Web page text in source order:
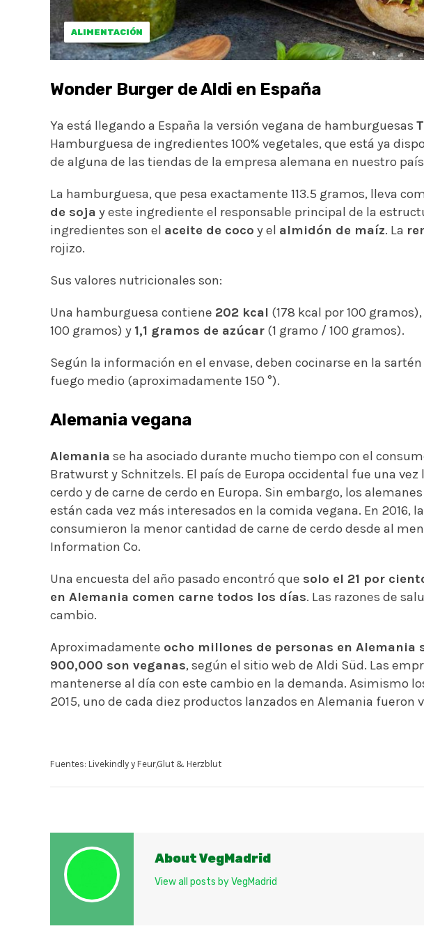
ALIMENTACIÓN
Wonder Burger de Aldi en España
Ya está llegando a España la versión vegana de hamburguesas
Hamburguesa de ingredientes 100% vegetales, que está ya
de alguna de las tiendas de la empresa alemana en nuestro
La hamburguesa, que pesa exactamente 113.5 gramos, lleva
de soja y este ingrediente el responsable principal de la
ingredientes son el aceite de coco y el almidón de maíz. La
rojizo.
Sus valores nutricionales son:
Una hamburguesa contiene 202 kcal (178 kcal por 100 gramos),
100 gramos) y 1,1 gramos de azúcar (1 gramo / 100 gramos).
Según la información en el envase, deben cocinarse en la
fuego medio (aproximadamente 150 °).
Alemania vegana
Alemania se ha asociado durante mucho tiempo con el
Bratwurst y Schnitzels. El país de Europa occidental fue una
cerdo y de carne de cerdo en Europa. Sin embargo, los
están cada vez más interesados ​​en la comida vegana. En 2016,
consumieron la menor cantidad de carne de cerdo desde al
Information Co.
Una encuesta del año pasado encontró que solo el 21 por
en Alemania comen carne todos los días. Las razones de
cambio.
Aproximadamente ocho millones de personas en Alemania
900,000 son veganas, según el sitio web de Aldi Süd. Las
mantenerse al día con este cambio en la demanda. Asimismo
2015, uno de cada diez productos lanzados en Alemania fueron
Fuentes: Livekindly y Feur,Glut & Herzblut
About VegMadrid
View all posts by VegMadrid